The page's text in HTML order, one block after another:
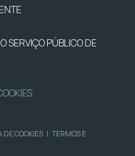
SERVIÇO PÚBLICO DE
DE COOKIES | TERMOS E